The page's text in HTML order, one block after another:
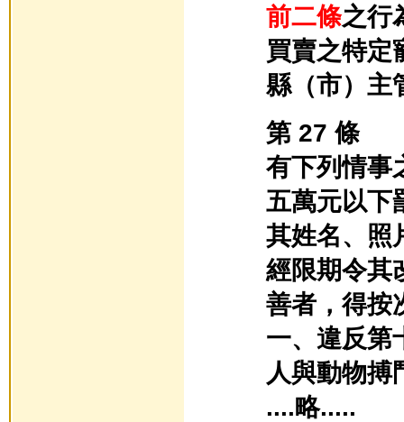
前二條之行
買賣之特定
縣（市）主
第 27 條
有下列情事
五萬元以下
其姓名、照
經限期令其
善者，得按
一、違反第
人與動物搏
....略.....